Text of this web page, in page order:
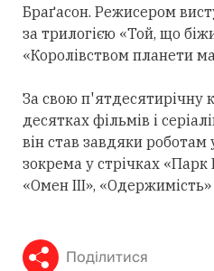
Браґасон. Режисером
за трилогією «Той, що
«Королівством планети
За свою п'ятдесятирічну
десятках фільмів і
він став завдяки роботам
зокрема у стрічках «Парк
«Омен III»,
Поділитися